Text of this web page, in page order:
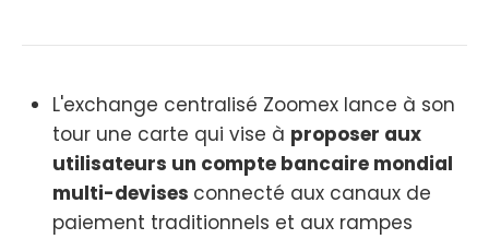
L'exchange centralisé Zoomex lance à son
tour une carte qui vise à proposer aux
utilisateurs un compte bancaire mondial
multi-devises connecté aux canaux de
paiement traditionnels et aux rampes